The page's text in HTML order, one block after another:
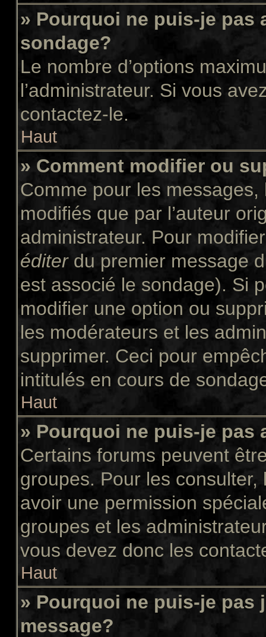
» Pourquoi ne puis-je pas
sondage?
Le nombre d’options
l’administrateur. Si vous
contactez-le.
Haut
» Comment modifier ou
Comme pour les
modifiés que par l’auteur
administrateur. Pour
éditerdu premier message
est associé le sondage). Si
modifier une option ou
les modérateurs et les
supprimer. Ceci pour
intitulés en cours de
Haut
» Pourquoi ne puis-je pas
Certains forums peuvent
groupes. Pour les
avoir une permission
groupes et les
vous devez donc les
Haut
» Pourquoi ne puis-je pas
message?